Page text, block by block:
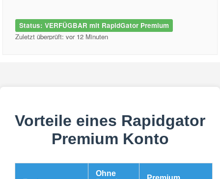
Status: VERFÜGBAR mit RapidGator Premium
Zuletzt überprüft: vor 12 Minuten